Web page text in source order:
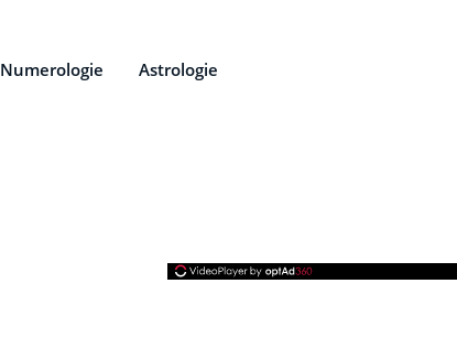
Numerologie Astrologie